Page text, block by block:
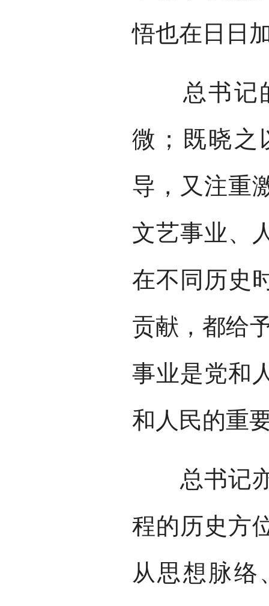
悟也在日日
总书记的
微；既晓之
导，又注重
文艺事业、
在不同历史
贡献，都给
事业是党和
和人民的重
总书记亦
程的历史方
从思想脉络